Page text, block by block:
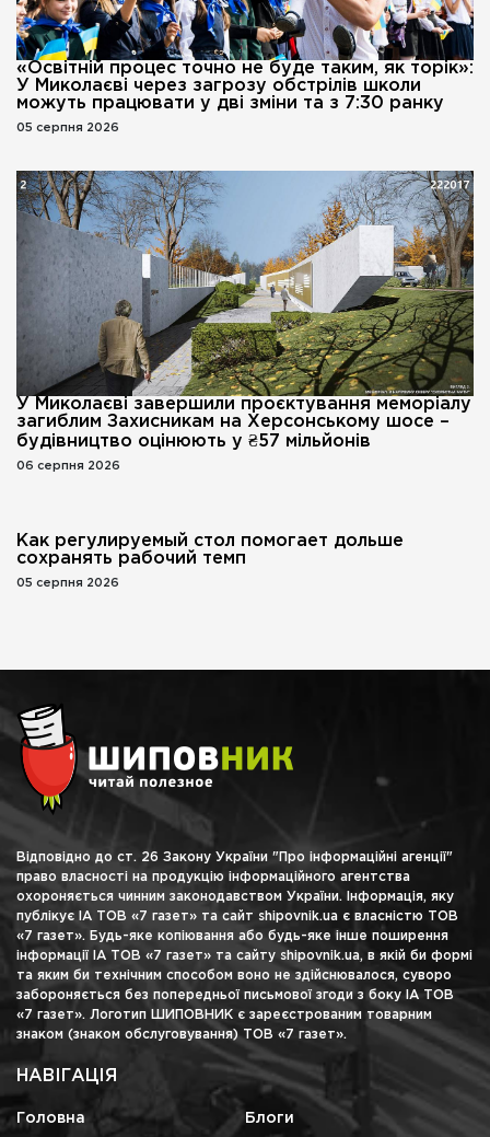
«Освітній процес точно не буде таким, як торік»:
У Миколаєві через загрозу обстрілів школи
можуть працювати у дві зміни та з 7:30 ранку
05 серпня 2026
У Миколаєві завершили проєктування меморіалу
загиблим Захисникам на Херсонському шосе –
будівництво оцінюють у ₴57 мільйонів
06 серпня 2026
Как регулируемый стол помогает дольше
сохранять рабочий темп
05 серпня 2026
Відповідно до ст. 26 Закону України "Про інформаційні агенції"
право власності на продукцію інформаційного агентства
охороняється чинним законодавством України. Інформація, яку
публікує ІА ТОВ «7 газет» та сайт shipovnik.ua є власністю ТОВ
«7 газет». Будь-яке копіювання або будь-яке інше поширення
інформації ІА ТОВ «7 газет» та сайту shipovnik.ua, в якій би формі
та яким би технічним способом воно не здійснювалося, суворо
забороняється без попередньої письмової згоди з боку ІА ТОВ
«7 газет». Логотип ШИПОВНИК є зареєстрованим товарним
знаком (знаком обслуговування) ТОВ «7 газет».
НАВІГАЦІЯ
Головна Блоги